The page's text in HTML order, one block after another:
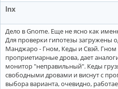
lnx
Дело в Gnome. Еще не ясно как
Для проверки гипотезы загружены
Манджаро - Гном, Кеды и Свэй. Гном
проприетиарные дрова, дает
монитор "неправильный". Кеды
свободными дровами и виснут с
выбора варианта, очевидно,